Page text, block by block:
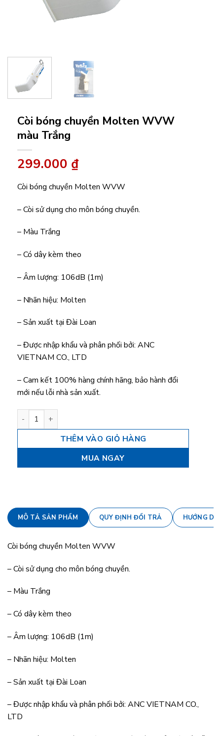
Còi bóng chuyền Molten WVW
màu Trắng
299.000 ₫
Còi bóng chuyền Molten WVW
– Còi sử dụng cho môn bóng chuyền.
– Màu Trắng
– Có dây kèm theo
– Âm lượng: 106dB (1m)
– Nhãn hiệu: Molten
– Sản xuất tại Đài Loan
– Được nhập khẩu và phân phối bởi: ANC
VIETNAM CO., LTD
– Cam kết 100% hàng chính hãng, bảo hành đổi
mới nếu lỗi nhà sản xuất.
Còi bóng chuyền Molten WVW màu Trắng số lượng
THÊM VÀO GIỎ HÀNG
MUA NGAY
MÔ TẢ SẢN PHẨM QUY ĐỊNH ĐỔI TRẢ HƯỚNG
Còi bóng chuyền Molten WVW
– Còi sử dụng cho môn bóng chuyền.
– Màu Trắng
– Có dây kèm theo
– Âm lượng: 106dB (1m)
– Nhãn hiệu: Molten
– Sản xuất tại Đài Loan
– Được nhập khẩu và phân phối bởi: ANC VIETNAM CO.,
LTD